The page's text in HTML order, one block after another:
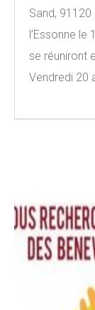
Sand,
l’Essonne
se réuniront
Vendredi 20